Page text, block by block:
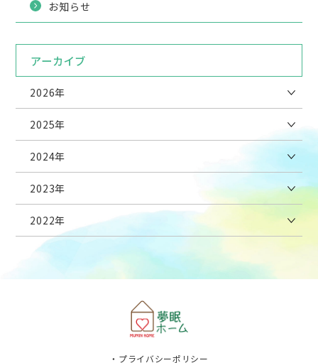
お知らせ
アーカイブ
2026年
2025年
2024年
2023年
2022年
プライバシーポリシー